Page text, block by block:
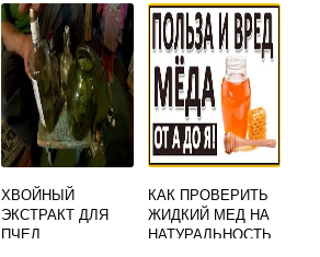
ХВОЙНЫЙ
ЭКСТРАКТ ДЛЯ
ПЧЕЛ
КАК ПРОВЕРИТЬ
ЖИДКИЙ МЕД НА
НАТУРАЛЬНОСТЬ